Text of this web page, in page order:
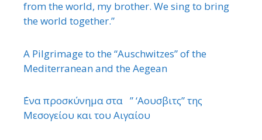
from the world, my brother. We sing to bring
the world together.”
A Pilgrimage to the “Auschwitzes” of the
Mediterranean and the Aegean
΄Ενα προσκύνημα στα ” ‘Αουσβιτς” της
Μεσογείου και του Αιγαίου